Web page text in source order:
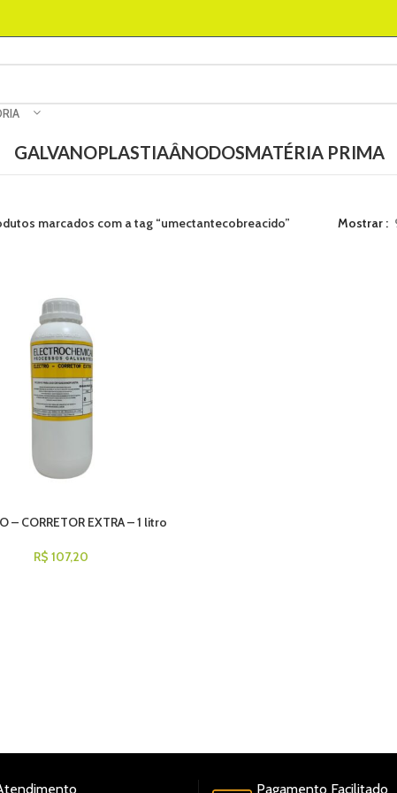
GALVANOPLASTIAÂNODOSMATÉRIA PRIMA
marcados com a tag “umectantecobreacido” Mostrar
– CORRETOR EXTRA – 1 litro
R$ 107,20
Pagamento Facilitado